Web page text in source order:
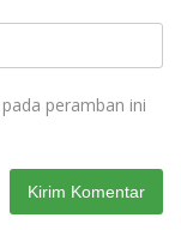
peramban ini